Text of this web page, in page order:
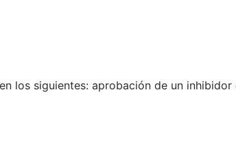
los siguientes: aprobación de un